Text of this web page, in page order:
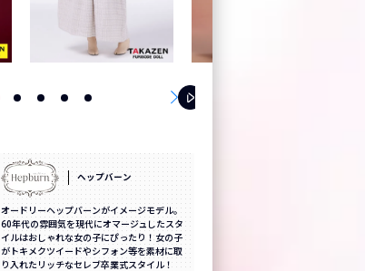
ヘップバーン
オードリーヘップバーンがイメージモデル。
60年代の雰囲気を現代にオマージュしたスタ
イルはおしゃれな女の子にぴったり！女の子
がトキメクツイードやシフォン等を素材に取
り入れたリッチなセレブ卒業式スタイル！